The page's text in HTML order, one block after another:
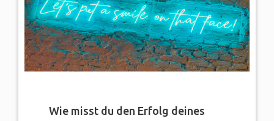
Wie misst du den Erfolg deines